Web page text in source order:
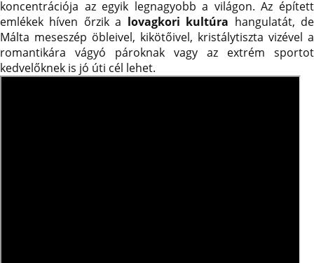
koncentrációja az egyik legnagyobb a világon. Az épített
emlékek híven őrzik a lovagkori kultúra hangulatát, de
Málta meseszép öbleivel, kikötőivel, kristálytiszta vizével a
romantikára vágyó pároknak vagy az extrém sportot
kedvelőknek is jó úti cél lehet.